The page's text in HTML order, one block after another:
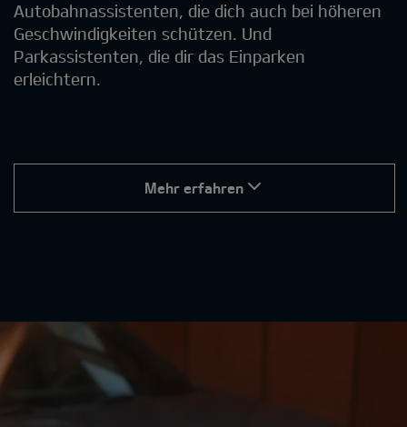
Autobahnassistenten, die dich auch bei höheren
Geschwindigkeiten schützen. Und
Parkassistenten, die dir das Einparken
erleichtern.
Mehr erfahren